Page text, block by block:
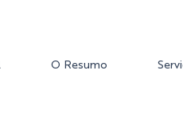
O Resumo